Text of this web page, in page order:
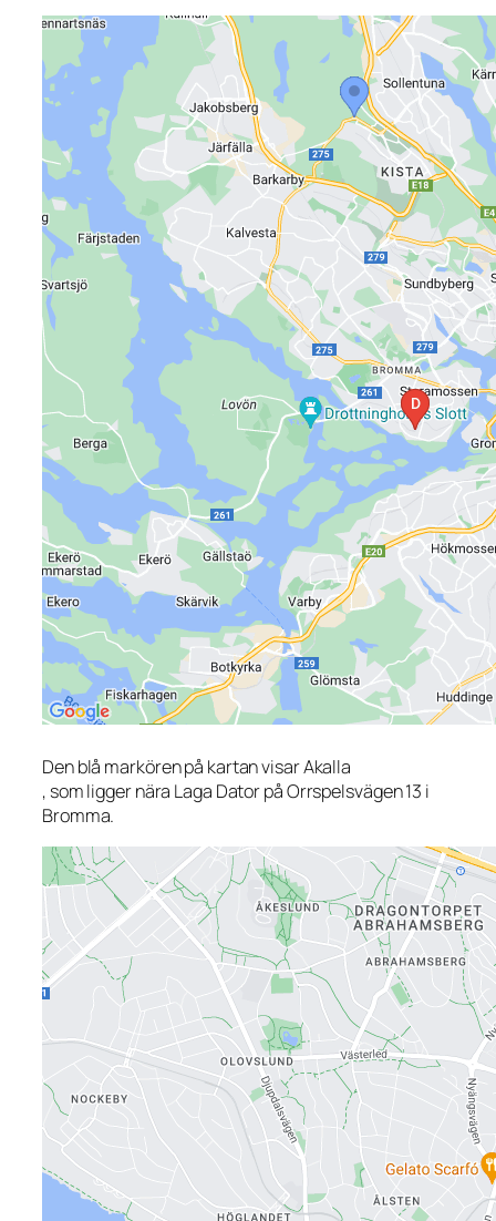
Den blå markören på kartan visar Akalla
, som ligger nära Laga Dator på Orrspelsvägen 13 i
Bromma.